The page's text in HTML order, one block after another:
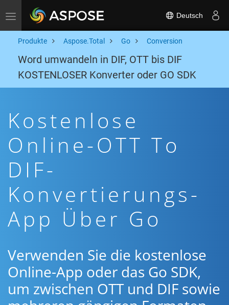
Toggle navigation Deutsch
Produkte Aspose.Total Go Conversion
Word umwandeln in DIF, OTT bis DIF
KOSTENLOSER Konverter oder GO SDK
Kostenlose
Online-OTT To
DIF-
Konvertierungs-
App Über Go
Verwenden Sie die kostenlose
Online-App oder das Go SDK,
um zwischen OTT und DIF sowie